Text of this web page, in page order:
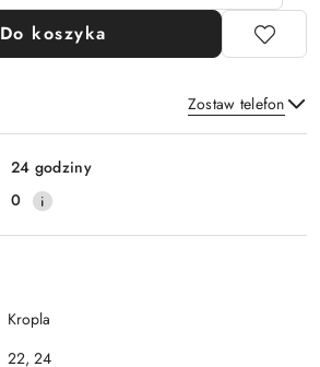
Do koszyka
Zostaw telefon
Wyślij
24 godziny
0
Kropla
22, 24